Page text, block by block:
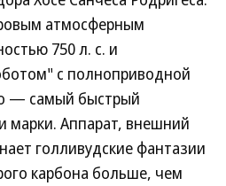
атмосферным
750 л. с. и
с полноприводной
— самый быстрый
марки. Аппарат, внешний
голливудские фантазии
карбона больше, чем